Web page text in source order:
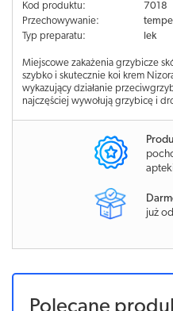
Kod produktu:
7018
Przechowywanie:
Typ preparatu:
lek
Miejscowe zakażenia grzybicze
szybko i skutecznie koi krem
wykazujący działanie
najczęściej wywołują grzybicę i
apteki
już